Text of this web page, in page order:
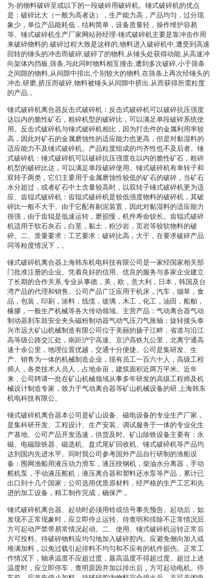
为-的物料破碎至或以下的一段破碎用破碎机。锤式破碎机的优点
是：破碎比大（一般为高者达），生产能力高，产品均匀，过分现
象少，单位产品能耗低，结构简单，设备质量轻，操作维护容易
等。锤式破碎机生产厂家网站孙经理-锤式破碎机主要是靠冲击作用
来破碎物料的.破碎过程大致是这样的,物料进入破碎机中,遭受到高速
回转的锤头的冲击而破碎,破碎了的物料,从锤头处获得动能,从高速冲
向架体内挡板,筛条,与此同时物料相互撞击,遭到多次破碎,小于筛条
之间隙的物料,从间隙中排出,个别较大的物料,在筛条上再次经锤头的
冲击,研磨,挤压而破碎,物料被锤头从间隙中挤出.从而获得所需粒度
的产品.。
锤式破碎机离合器反击式破碎机：反击式破碎机可以破碎抗压强度
达以内的脆性矿石，粗碎机型的破碎比，可以满足单段破碎系统使
用。反击式破碎机与锤式破碎机相比，因为打击件的金属利用率较
高，因此对矿石的金属磨蚀性的适应能力也更高，但是对黏湿料的
适应能力不及锤式破碎机。产品粒度组成的均齐性也不及后者。锤
式破碎机：锤式破碎机可以破碎抗压强度在以内的脆性矿石，粗碎
机型的破碎比达，可以满足单段破碎使用。锤式破碎机有单转子和
双转子两类，它们主要用于金属磨蚀性较低的矿石的破碎，当矿石
水分超过，或者矿石中土含量较高时，以双转子锤式破碎机更为适
应。齿辊式破碎机：齿辊式破碎机是较低强度物料的破碎机，其破
碎比一般不大于。由于它配有剔泥装置，因此对黏湿料的适应能力
很强，由于齿辊是低速运转，磨损慢，机件寿命铰长。齿辊式破碎
机适用于软石灰石，白垩，黏土，粉沙岩，页岩等较软物料的破
碎。二、质量要求：工艺要求：破碎比高，大于，在要求破碎产品
同等粒度情况下，。
锤式破碎机离合器上海韩东机电科技有限公司是一家经国家相关部
门批准注册的企业。凭着良好的信用、优良的服务与多家企业建立
了长期的合作关系,专业从事德，美，欧，意大利，日本，韩国及台
湾产品的代理和销售。公司产品广泛应用于机床，汽车，烟草，食
品，包装，印刷，涂料，线缆，玻璃，木工，化工，油田，船舶，
橡膠，一般生产机械等各大传动领域。主营产品：气动离合器气动
制动器刹车鼓安全夹头磁粉制动器气动气压刀气胀轴；旋转接头泰
兴市远大矿山机械制造有限公司位于美丽的扬子江畔，省道与沿江
高等级公路交汇处，南距沪宁高速、京沪高铁九公里，北离宁通高
速十余公里，地理位置优越，交通十分便捷。公司是集研发、生
产、销售为一体的机械制造企业，现有员工一百六十人，高级工程
师人，各类技术人员人，占地余亩，建筑面积近两万平米。近年
来，公司聘请一批在矿山机械领域从事多年研发的高级工程师及机
械设计制造专家，致力于气动离合器等矿山机械设备的研.上海韩东
机电科技有限公。
锤式破碎机离合器本公司是矿山设备、磁电设备的专业生产厂家，
是集科研开发、工程设计、生产安装、调试服务于一体的专业化生
产基地。公司产品开发迅速，供货及时。矿山除铁设备主要有：永
磁、电磁除铁器、磁选机、盘式尾矿回收机、锤式破碎机等产品均
达到国内先进水平。同时我公司参考国外产品自行研制的渔船设
备：围网渔船用液压动力滑车，液压绞钢机，柴油水分离器，手动
舵机泵，手动液压舵机，液压离合器和塑料还水泵等产品，累计已
出口到十几个国家；公司选用优质原材料，经严格的生产工艺和先
进的加工设备，精工制作完成，确保产.。
锤式破碎机离合器、起动时必须用铃或信号事先预告。起动后，如
发现不正常现象时，应立即停止运转。待查明和排除不正常情况后
方可起动严禁带易常情况起动。二、使用、锤式破碎机运转正常后
方可投料。待破碎物料应均匀地加入破碎腔内。应避免侧向加入或
堆满加料，以免过载引起排料不均匀和不应有的机件损伤。正常工
作情况下，轴承温度不应超过度，最高温度不得超过度。超过上述
温度时，应立即停车，查明原因并加以排出后，方可起动电机。停